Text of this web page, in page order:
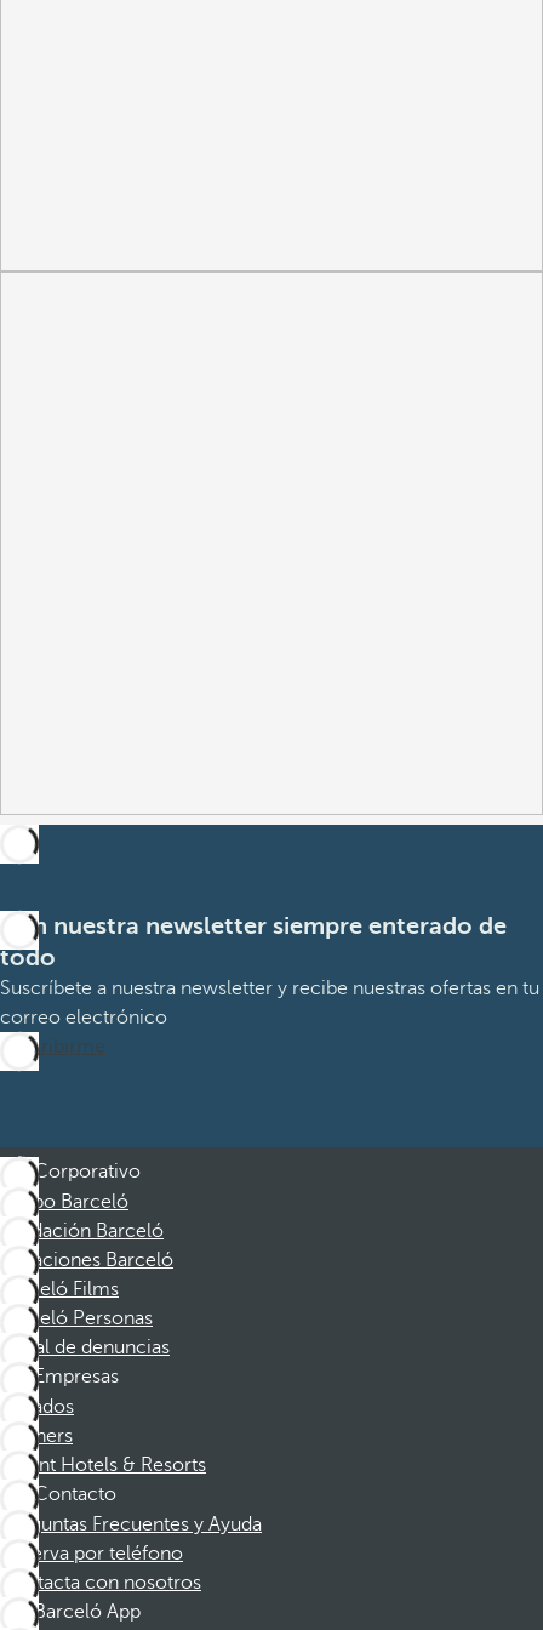
Con nuestra newsletter siempre enterado de
todo
Suscríbete a nuestra newsletter y recibe nuestras ofertas en tu
correo electrónico
Suscribirme
Corporativo
Grupo Barceló
Fundación Barceló
Vacaciones Barceló
Barceló Films
Barceló Personas
Canal de denuncias
Empresas
Afiliados
Partners
Dorint Hotels & Resorts
Contacto
Preguntas Frecuentes y Ayuda
Reserva por teléfono
Contacta con nosotros
Barceló App